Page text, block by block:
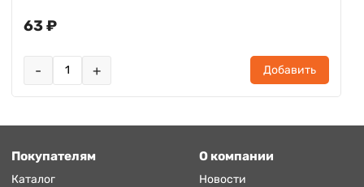
63 ₽
- + Добавить
Покупателям
Каталог
О компании
Новости